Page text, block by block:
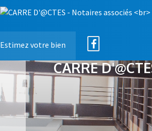
Estimez votre bien
CARRE